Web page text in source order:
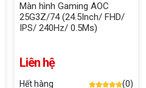
Màn hình Gaming AOC
25G3Z/74 (24.5Inch/ FHD/
IPS/ 240Hz/ 0.5Ms)
Liên hệ
Hết hàng (0)